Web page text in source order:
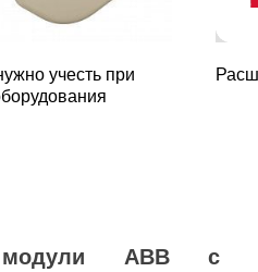
учесть при
модули ABB с